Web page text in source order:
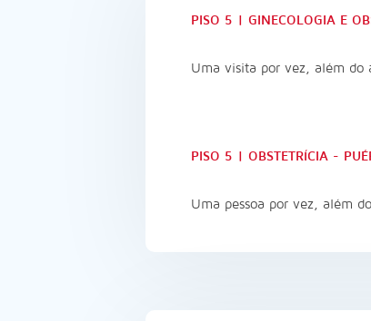
PISO 5 | GINECOLOGIA E
Uma visita por vez, além do
PISO 5 | OBSTETRÍCIA -
Uma pessoa por vez, além